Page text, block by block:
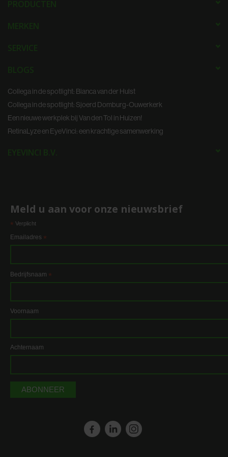
PRODUCTEN
MERKEN
SERVICE
BLOGS
Collega in de spotlight: Bianca van der Hulst
Collega in de spotlight: Sjoerd Domburg-Ouwerkerk
Een nieuwe werkplek bij Van den Tol in Huizen!
RetinaLyze en EyeVinci: een krachtige samenwerking
EYEVINCI B.V.
Meld u aan voor onze nieuwsbrief
* Verplicht
Emailadres *
Bedrijfsnaam *
Voornaam
Achternaam